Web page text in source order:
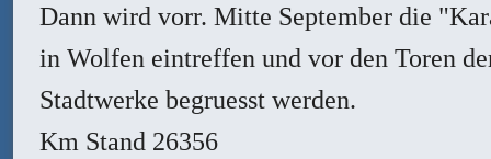
Dann wird vorr. Mitte September die
in Wolfen eintreffen und vor den Toren
Stadtwerke begruesst werden.
Km Stand 26356